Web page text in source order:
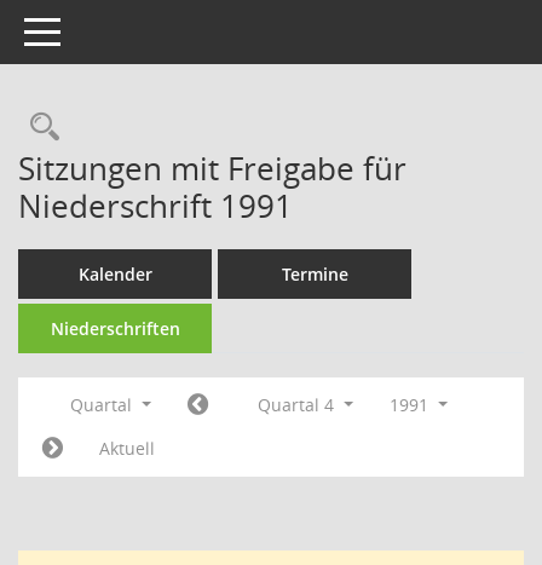
Toggle navigation
Rechercheauswahl
Sitzungen mit Freigabe für
Niederschrift 1991
Kalender Termine
Niederschriften
Quartal Quartal 4
1991
Aktuell